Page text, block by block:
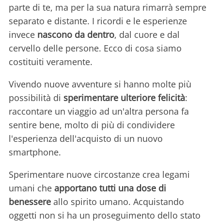
parte di te, ma per la sua natura rimarrà sempre
separato e distante. I ricordi e le esperienze
invece nascono da dentro, dal cuore e dal
cervello delle persone. Ecco di cosa siamo
costituiti veramente.
Vivendo nuove avventure si hanno molte più
possibilità di sperimentare ulteriore felicità:
raccontare un viaggio ad un'altra persona fa
sentire bene, molto di più di condividere
l'esperienza dell'acquisto di un nuovo
smartphone.
Sperimentare nuove circostanze crea legami
umani che apportano tutti una dose di
benessere allo spirito umano. Acquistando
oggetti non si ha un proseguimento dello stato